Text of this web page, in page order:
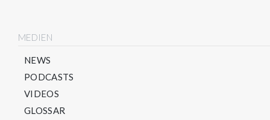
MEDIEN
NEWS
PODCASTS
VIDEOS
GLOSSAR